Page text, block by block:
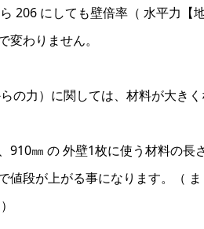
206 にしても壁倍率（ 水平力【
変わりません。
の力）に関しては、材料が大きく
910㎜ の 外壁1枚に使う材料の
値段が上がる事になります。（